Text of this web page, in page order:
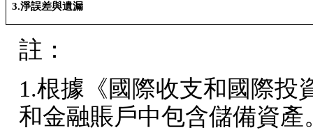
3.淨誤差與遺漏
註：
1.根據《國際收支和國際投
和金融賬戶中包含儲備資產